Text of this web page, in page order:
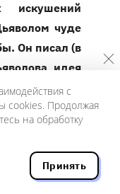
искушений
чуде
Он писал (в
идея
скоту.
хлебом не
не будет
ума сойдет,
в языческие
с
cookies. Продолжая
на обработку
Принять